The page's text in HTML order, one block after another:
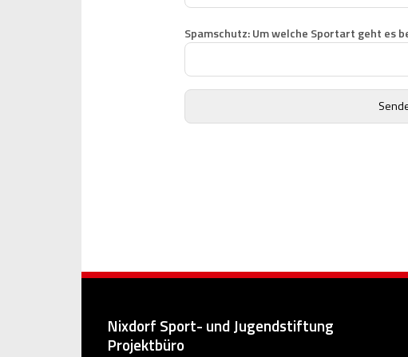
Spamschutz: Um welche Sportart geht es
Nixdorf Sport- und Jugendstiftung
Projektbüro